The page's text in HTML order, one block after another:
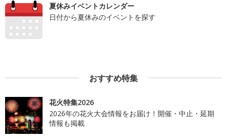
夏休みイベントカレンダー
日付から夏休みのイベントを探す
おすすめ特集
花火特集2026
2026年の花火大会情報をお届け！開催・中止・延期
情報も掲載